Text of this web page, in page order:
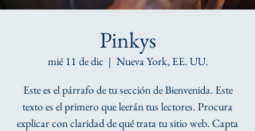
Pinkys
mié 11 de dic
  |
Nueva York, EE. UU.
Este es el párrafo de tu sección de Bienvenida. Este
texto es el primero que leerán tus lectores. Procura
explicar con claridad de qué trata tu sitio web. Capta